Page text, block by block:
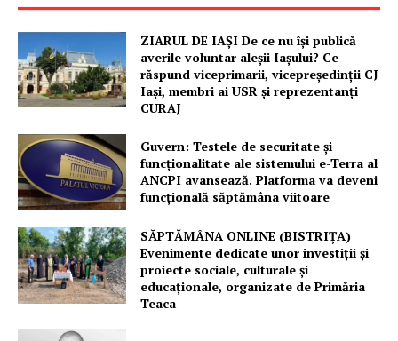
Un proiect
FREEDOM HOUSE ROMÂNIA
PRESShub
Despre noi / Echipa
Rețea
Contact
ZIARUL DE IAȘI De ce nu își publică
averile voluntar aleșii Iașului? Ce
răspund viceprimarii, vicepreședinții CJ
Iași, membri ai USR și reprezentanți
CURAJ
Guvern: Testele de securitate și
funcționalitate ale sistemului e-Terra al
ANCPI avansează. Platforma va deveni
funcțională săptămâna viitoare
SĂPTĂMÂNA ONLINE (BISTRIȚA)
Evenimente dedicate unor investiții și
proiecte sociale, culturale și
educaționale, organizate de Primăria
Teaca